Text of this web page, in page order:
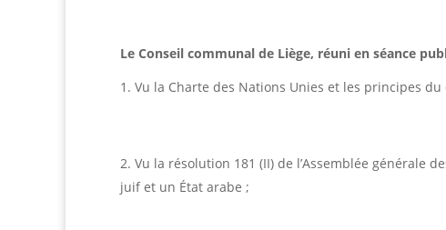
Le Conseil communal de Liège, réuni en séance
Vu la Charte des Nations Unies et les principes
Vu la résolution 181 (II) de l’Assemblée générale
juif et un État arabe ;